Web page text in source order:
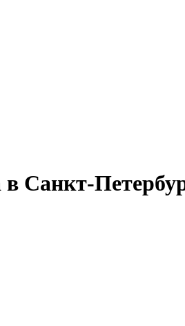
в Санкт-